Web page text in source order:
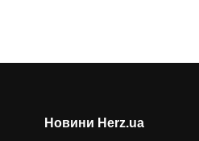
Новини Herz.ua